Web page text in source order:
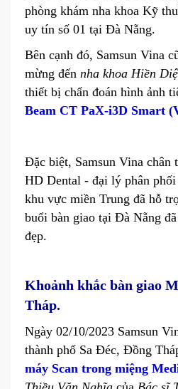
phòng khám nha khoa Kỹ
uy tín số 01 tại Đà Nẵng.
Bên cạnh đó, Samsun Vina
mừng đến nha khoa Hiền
thiết bị chẩn đoán hình ảnh
Beam CT PaX-i3D Smart
Đặc biệt, Samsun Vina chân
HD Dental - đại lý phân phối
khu vực miền Trung đã hỗ
buổi bàn giao tại Đà Nẵng
đẹp.
Khoảnh khắc bàn giao
Tháp.
Ngày 02/10/2023 Samsun
thành phố Sa Đéc, Đồng
máy Scan trong miệng